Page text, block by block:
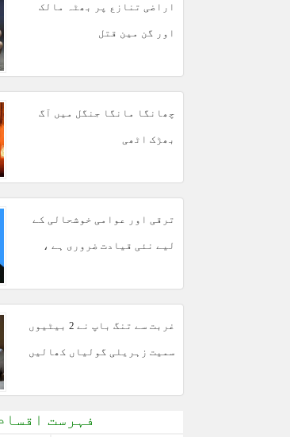
اراضی تنازع پر بھٹہ مالک
اور گن مین قتل
چھانگا مانگا جنگل میں آگ
بھڑک اٹھی
ترقی اور عوامی خوشحالی کے
لیے نئی قیادت ضروری ہے ،
غربت سے تنگ باپ نے 2 بیٹیوں
سمیت زہریلی گولیاں کھالیں
فہرست